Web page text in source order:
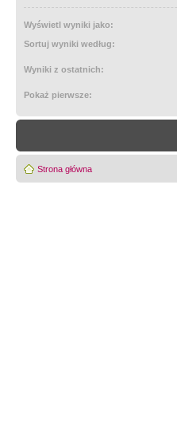
Wyświetl wyniki jako:
Sortuj wyniki według:
Wyniki z ostatnich:
Pokaż pierwsze:
Strona główna